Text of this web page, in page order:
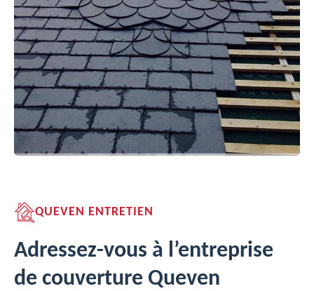
QUEVEN ENTRETIEN
Adressez-vous à l’entreprise
de couverture Queven